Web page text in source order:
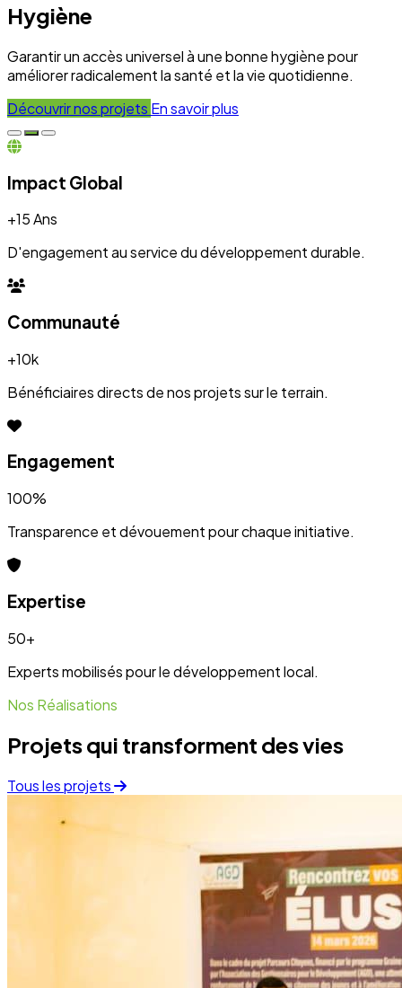
Hygiène
Garantir un accès universel à une bonne hygiène pour
améliorer radicalement la santé et la vie quotidienne.
Découvrir nos projets En savoir plus
Impact Global
+15 Ans
D'engagement au service du développement durable.
Communauté
+10k
Bénéficiaires directs de nos projets sur le terrain.
Engagement
100%
Transparence et dévouement pour chaque initiative.
Expertise
50+
Experts mobilisés pour le développement local.
Nos Réalisations
Projets qui transforment des vies
Tous les projets